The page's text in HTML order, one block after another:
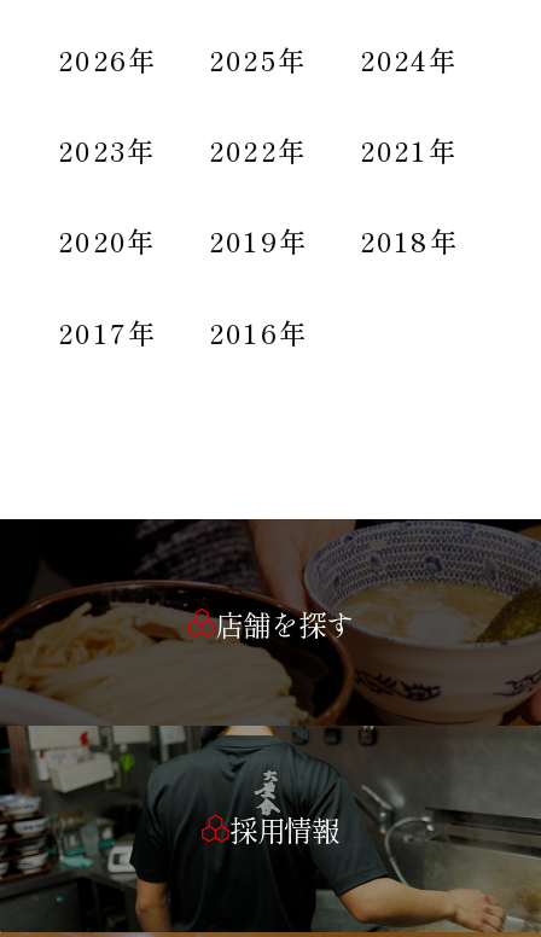
2026年 2025年 2024年
2023年 2022年 2021年
2020年 2019年 2018年
2017年 2016年
店舗を探す
採用情報